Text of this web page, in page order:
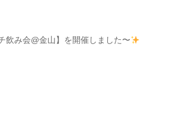
飲み会@金山】を開催しました〜